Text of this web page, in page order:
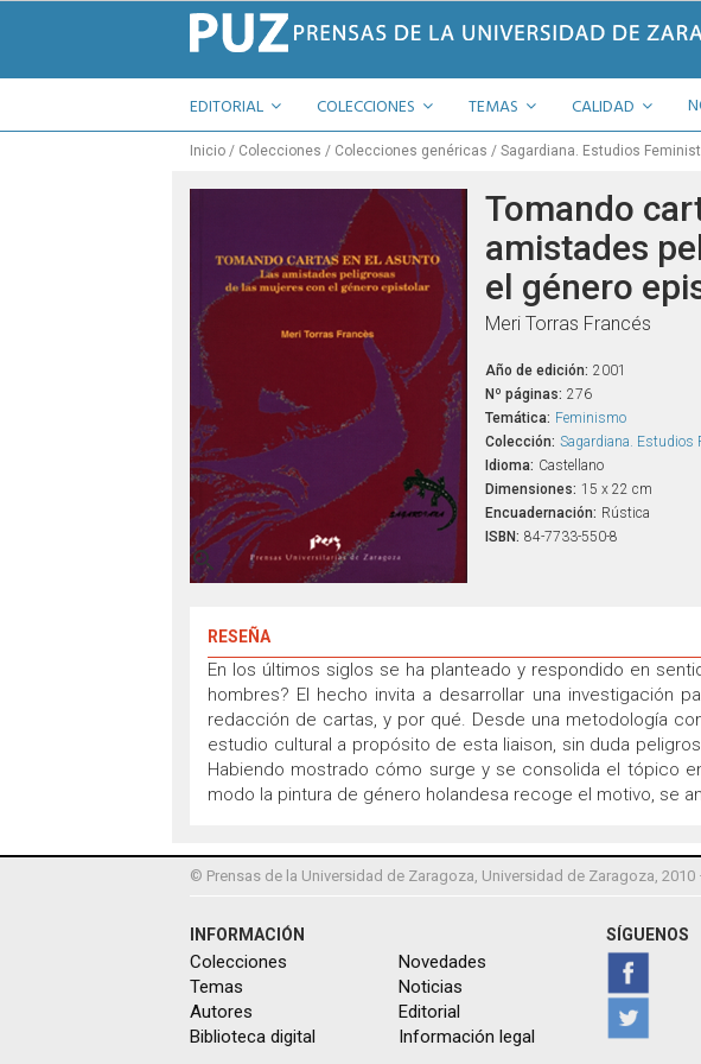
EDITORIAL COLECCIONES TEMAS CALIDAD
Inicio Colecciones Colecciones genéricas Sagardiana. Estudios

Tomando
amistades
el género
Meri Torras Francés
Año de edición: 2001
Nº páginas: 276
Temática: Feminismo
Colección: Sagardiana. Estudios
Idioma: Castellano
Dimensiones: 15 x 22 cm
Encuadernación: Rústica
ISBN: 84-7733-550-8
RESEÑA
En los últimos siglos se ha planteado y respondido en
hombres? El hecho invita a desarrollar una investigación
redacción de cartas, y por qué. Desde una metodología
estudio cultural a propósito de esta liaison, sin duda
Habiendo mostrado cómo surge y se consolida el tópico
modo la pintura de género holandesa recoge el motivo, se
© Prensas de la Universidad de Zaragoza, Universidad de Zaragoza, 2010
INFORMACIÓN
Colecciones
Temas
Autores
Biblioteca digital
Novedades
Noticias
Editorial
Información legal
SÍGUENOS